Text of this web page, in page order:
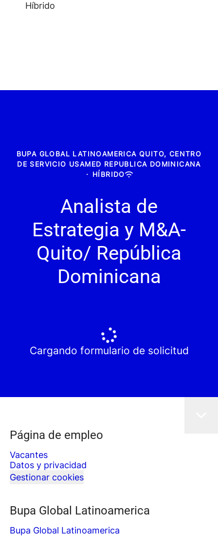
Híbrido
BUPA GLOBAL LATINOAMERICA QUITO, CENTRO
DE SERVICIO USAMED REPUBLICA DOMINICANA
· HÍBRIDO
Analista de
Estrategia y M&A-
Quito/ República
Dominicana
Cargando formulario de solicitud
Página de empleo
Vacantes
Datos y privacidad
Gestionar cookies
Bupa Global Latinoamerica
Bupa Global Latinoamerica